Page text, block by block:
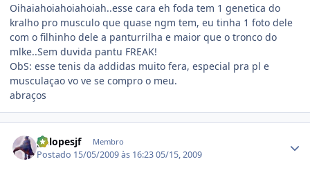
Oihaiahoiahoiahoiah..esse cara eh foda tem 1 genetica do
kralho pro musculo que quase ngm tem, eu tinha 1 foto dele
com o filhinho dele a panturrilha e maior que o tronco do
mlke..Sem duvida pantu FREAK!
ObS: esse tenis da addidas muito fera, especial pra pl e
musculaçao vo ve se compro o meu.
abraços
phlopesjf Membro
Postado 15/05/2009 às 16:2305/15, 2009